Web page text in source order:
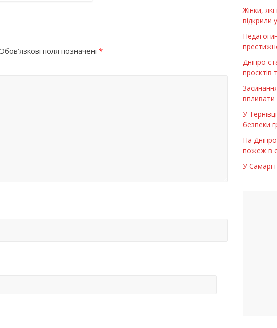
поля позначені *
Жінки,
відкрили
Дніпро
проєктів
впливати
У
безпеки
На
пожеж в
У Самарі